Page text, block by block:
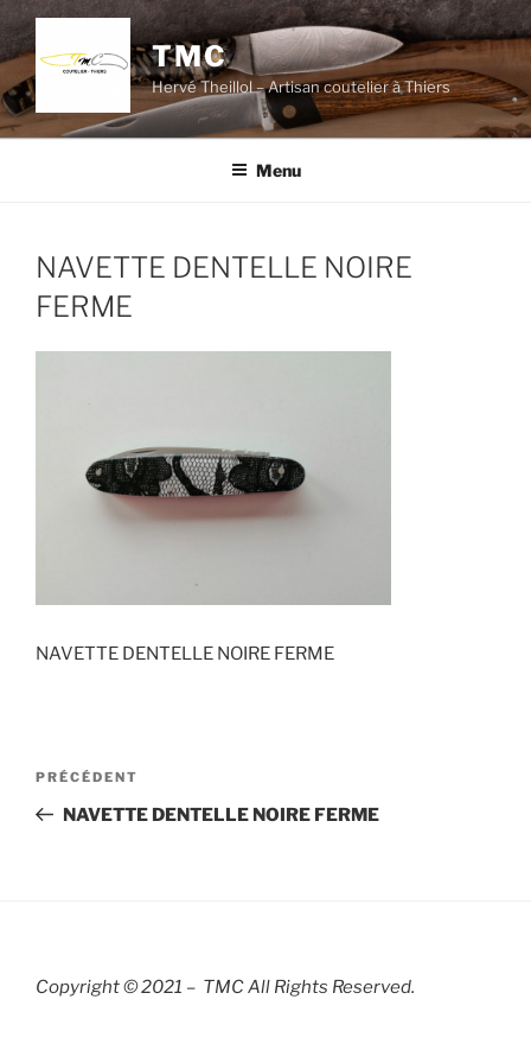
Aller
contenu
principal
TMC
Hervé Theillol – Artisan coutelier à Thiers
Menu
NAVETTE DENTELLE NOIRE
FERME
NAVETTE DENTELLE NOIRE FERME
Navigation
l’article
Article
précédent
PRÉCÉDENT
NAVETTE DENTELLE NOIRE FERME
Copyright © 2021 – TMC All Rights Reserved.